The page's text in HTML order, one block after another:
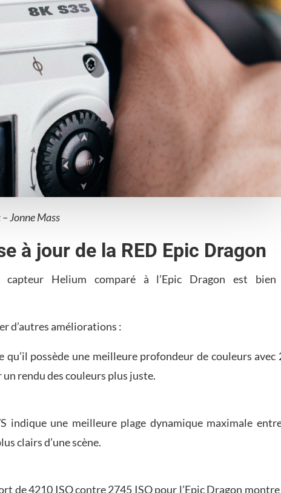
Jonne Mass
à jour de la RED Epic Dragon
capteur Helium comparé à l’Epic Dragon est
d’autres améliorations :
possède une meilleure profondeur de couleurs avec
rendu des couleurs plus juste.
indique une meilleure plage dynamique maximale
clairs d’une scène.
de 4210 ISO contre 2745 ISO pour l’Epic Dragon